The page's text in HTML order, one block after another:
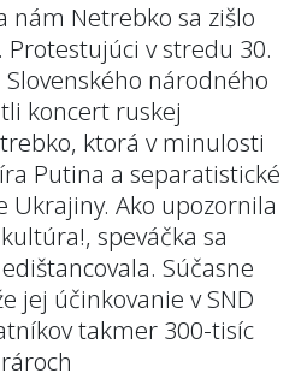
nám Netrebko sa zišlo
v stredu 30.
národného
koncert ruskej
ktorá v minulosti
Putina a separatistické
Ukrajiny. Ako upozornila
speváčka sa
Súčasne
jej účinkovanie v SND
takmer 300-tisíc